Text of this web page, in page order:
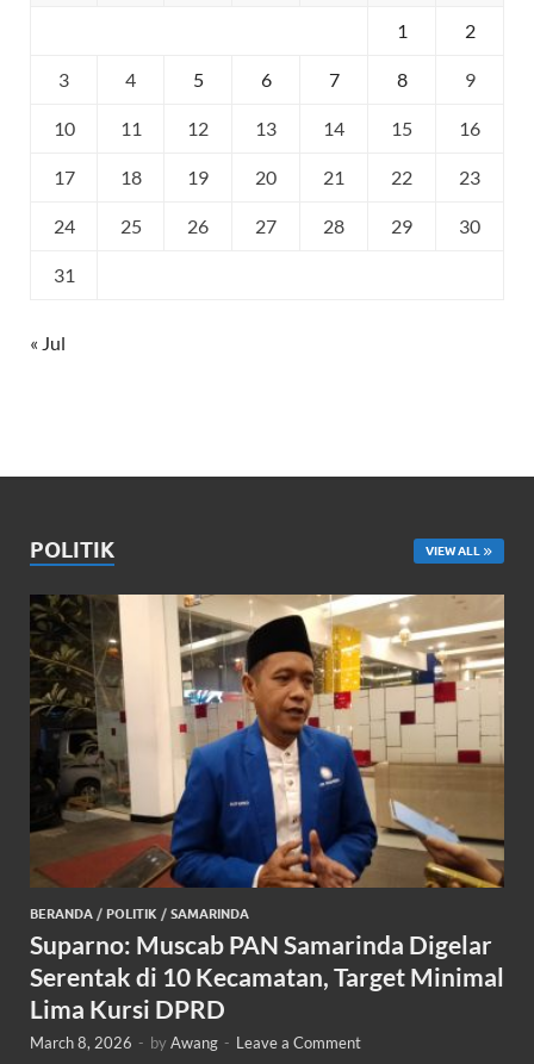
1 2
3 4 5 6 7 8 9
10 11 12 13 14 15 16
17 18 19 20 21 22 23
24 25 26 27 28 29 30
31
« Jul
POLITIK VIEW ALL
BERANDA / POLITIK / SAMARINDA
Suparno: Muscab PAN Samarinda Digelar
Serentak di 10 Kecamatan, Target Minimal
Lima Kursi DPRD
March 8, 2026 - byAwang - Leave a Comment